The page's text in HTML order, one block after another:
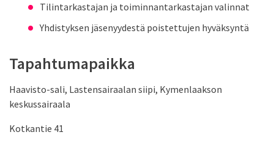
Tilintarkastajan ja toiminnantarkastajan valinnat
Yhdistyksen jäsenyydestä poistettujen hyväksyntä
Tapahtumapaikka
Haavisto-sali, Lastensairaalan siipi, Kymenlaakson
keskussairaala
Kotkantie 41